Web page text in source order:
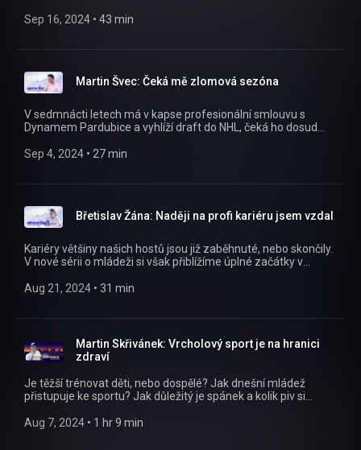
rozsudkem Na plácku s generálním manažerem klubu
https://twitter.com/naplackupodcast
https://facebook.com/naplackupodcast/
Sep 16, 2024 • 43 min
Martin Švec: Čeká mě zlomová sezóna
V sedmnácti letech má v kapse profesionální smlouvu s
Dynamem Pardubice a vyhlíží draft do NHL, čeká ho dosud
sportovce nám Na plácku v dalším díle mládežnické série
https://facebook.com/naplackupodcast/
Sep 4, 2024 • 27 min
Břetislav Žána: Naději na profi kariéru jsem vzdal
Kariéry většiny našich hostů jsou již zaběhnuté, nebo skončily.
V nové sérii o mládeži si však přiblížíme úplné začátky v
dorazil čtrnáctiletý fotbalista a florbalista v jednom Břetislav
Aug 21, 2024 • 31 min
Martin Skřivánek: Vrcholový sport je na hranici
zdraví
Je těžší trénovat děti, nebo dospělé? Jak dnešní mládež
přistupuje ke sportu? Jak důležitý je spánek a kolik piv si
Na plácku ve Sportovním parku přináší dlouholetý kondiční
Aug 7, 2024 • 1 hr 9 min